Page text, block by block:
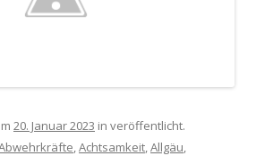
20. Januar 2023 in veröffentlicht.
,Achtsamkeit,Allgäu,